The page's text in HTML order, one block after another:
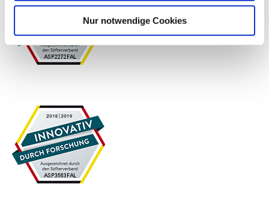
Nur notwendige Cookies